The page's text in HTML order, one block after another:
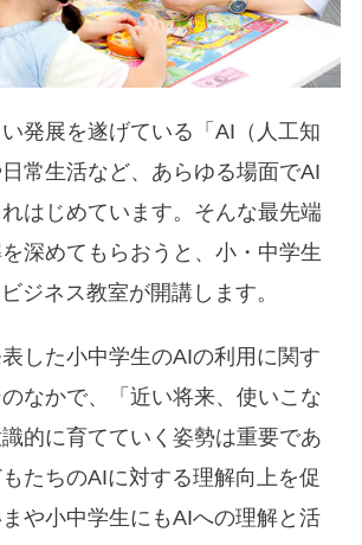
発展を遂げている「AI（人工知
常生活など、あらゆる場面でAI
はじめています。そんな最先端
深めてもらおうと、小・中学生
ジネス教室が開講します。
した小中学生のAIの利用に関す
なかで、「近い将来、使いこな
的に育てていく姿勢は重要であ
たちのAIに対する理解向上を促
や小中学生にもAIへの理解と活